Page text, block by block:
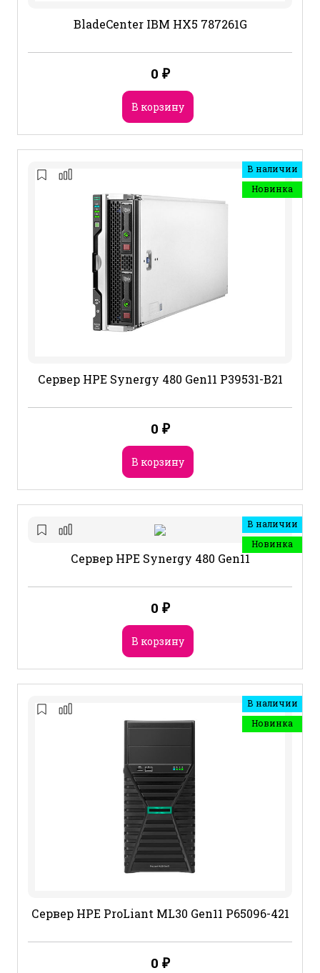
BladeCenter IBM HX5 787261G
0 ₽
В корзину
В наличии
Новинка
Сервер HPE Synergy 480 Gen11 P39531-B21
0 ₽
В корзину
В наличии
Новинка
Сервер HPE Synergy 480 Gen11
0 ₽
В корзину
В наличии
Новинка
Сервер HPE ProLiant ML30 Gen11 P65096-421
0 ₽